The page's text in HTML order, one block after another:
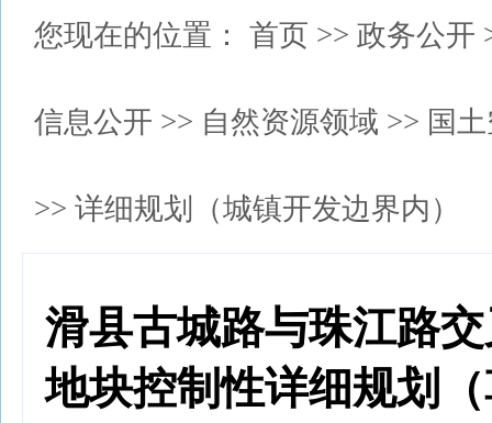
您现在的位置： 首页 >> 政务公开
信息公开 >> 自然资源领域 >> 国
>> 详细规划（城镇开发边界内）
滑县古城路与珠江路
地块控制性详细规划